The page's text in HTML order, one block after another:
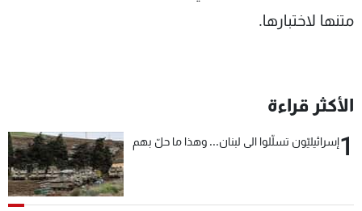
متنها لاختبارها.
الأكثر قراءة
1إسرائيليّون تسلّلوا الى لبنان... وهذا ما حلّ بهم